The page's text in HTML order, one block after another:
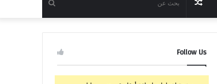
بحث
عن
مقال
عشوائي
Follow Us